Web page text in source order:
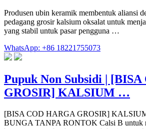
Produsen ubin keramik membentuk aliansi
pedagang grosir kalsium oksalat untuk
yang stabil untuk pasar pengguna …
WhatsApp: +86 18221755073
Pupuk Non Subsidi |
GROSIR] KALSIUM …
[BISA COD HARGA GROSIR]
BUNGA TANPA RONTOK Calsi B untuk